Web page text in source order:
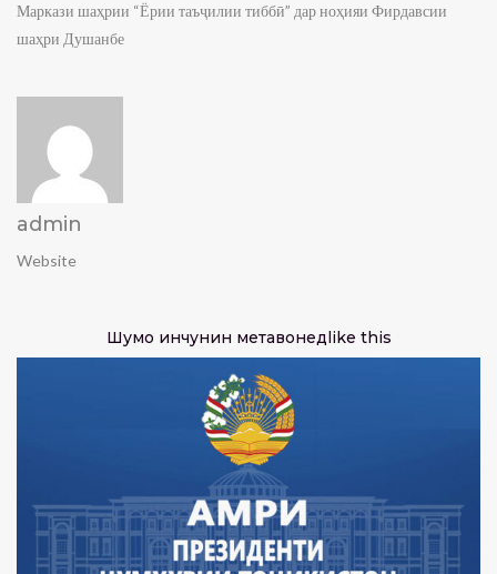
Маркази шаҳрии “Ёрии таъҷилии тиббӣ” дар ноҳияи Фирдавсии
шаҳри Душанбе
admin
Website
Шумо инчунин метавонедlike this